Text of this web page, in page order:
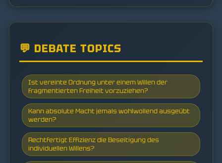
💬 DEBATE TOPICS
Ist vereinte Ordnung unter einem Willen der
fragmentierten Freiheit vorzuziehen?
Kann absolute Macht jemals wohlwollend ausgeübt
werden?
Rechtfertigt Effizienz die Beseitigung des
individuellen Willens?